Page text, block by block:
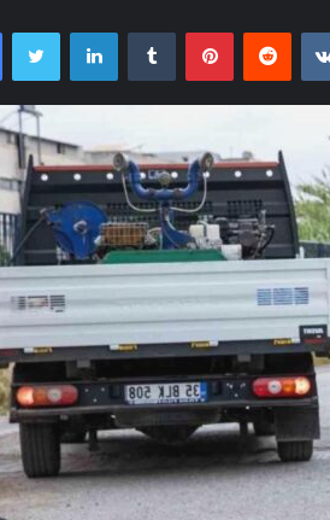
FacebookTwitter LinkedInTumblr Pinterest